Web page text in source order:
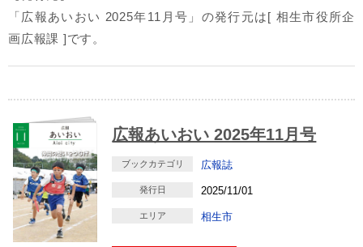
「広報あいおい 2025年11月号」の発行元は[ 相生市役所企
画広報課 ]です。
広報あいおい 2025年11月号
ブックカテゴリ 広報誌
発行日 2025/11/01
エリア 相生市